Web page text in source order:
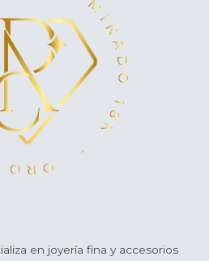
en joyería fina y accesorios